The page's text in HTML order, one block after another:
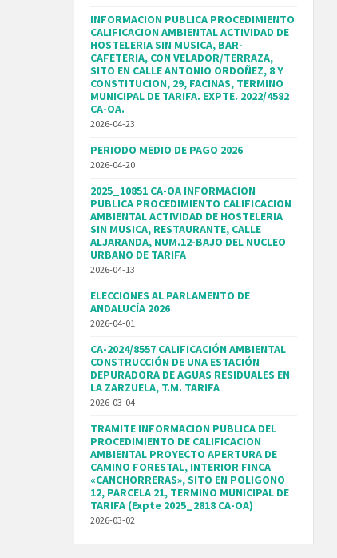
INFORMACION PUBLICA PROCEDIMIENTO
CALIFICACION AMBIENTAL ACTIVIDAD DE
HOSTELERIA SIN MUSICA, BAR-
CAFETERIA, CON VELADOR/TERRAZA,
SITO EN CALLE ANTONIO ORDOÑEZ, 8 Y
CONSTITUCION, 29, FACINAS, TERMINO
MUNICIPAL DE TARIFA. EXPTE. 2022/4582
CA-OA.
2026-04-23
PERIODO MEDIO DE PAGO 2026
2026-04-20
2025_10851 CA-OA INFORMACION
PUBLICA PROCEDIMIENTO CALIFICACION
AMBIENTAL ACTIVIDAD DE HOSTELERIA
SIN MUSICA, RESTAURANTE, CALLE
ALJARANDA, NUM.12-BAJO DEL NUCLEO
URBANO DE TARIFA
2026-04-13
ELECCIONES AL PARLAMENTO DE
ANDALUCÍA 2026
2026-04-01
CA-2024/8557 CALIFICACIÓN AMBIENTAL
CONSTRUCCIÓN DE UNA ESTACIÓN
DEPURADORA DE AGUAS RESIDUALES EN
LA ZARZUELA, T.M. TARIFA
2026-03-04
TRAMITE INFORMACION PUBLICA DEL
PROCEDIMIENTO DE CALIFICACION
AMBIENTAL PROYECTO APERTURA DE
CAMINO FORESTAL, INTERIOR FINCA
«CANCHORRERAS», SITO EN POLIGONO
12, PARCELA 21, TERMINO MUNICIPAL DE
TARIFA (Expte 2025_2818 CA-OA)
2026-03-02